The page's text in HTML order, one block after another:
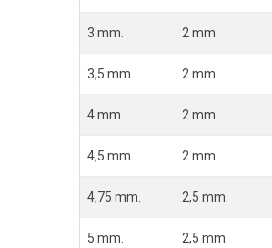
3 mm. 2 mm.
3,5 mm. 2 mm.
4 mm. 2 mm.
4,5 mm. 2 mm.
4,75 mm. 2,5 mm.
5 mm. 2,5 mm.